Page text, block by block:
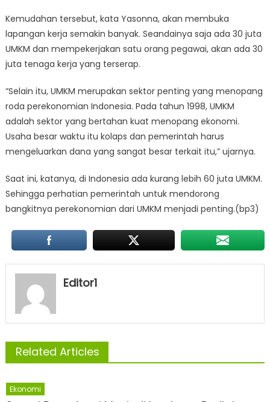
Kemudahan tersebut, kata Yasonna, akan membuka
lapangan kerja semakin banyak. Seandainya saja ada 30 juta
UMKM dan mempekerjakan satu orang pegawai, akan ada 30
juta tenaga kerja yang terserap.
“Selain itu, UMKM merupakan sektor penting yang menopang
roda perekonomian Indonesia. Pada tahun 1998, UMKM
adalah sektor yang bertahan kuat menopang ekonomi.
Usaha besar waktu itu kolaps dan pemerintah harus
mengeluarkan dana yang sangat besar terkait itu,” ujarnya.
Saat ini, katanya, di Indonesia ada kurang lebih 60 juta UMKM.
Sehingga perhatian pemerintah untuk mendorong
bangkitnya perekonomian dari UMKM menjadi penting.(bp3)
Editor1
Related Articles
Ekonomi